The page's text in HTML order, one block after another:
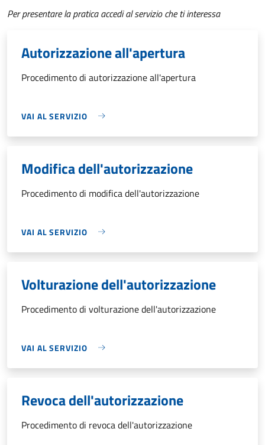
Per presentare la pratica accedi al servizio che ti interessa
Autorizzazione all'apertura
Procedimento di autorizzazione all'apertura
VAI AL SERVIZIO
Modifica dell'autorizzazione
Procedimento di modifica dell'autorizzazione
VAI AL SERVIZIO
Volturazione dell'autorizzazione
Procedimento di volturazione dell'autorizzazione
VAI AL SERVIZIO
Revoca dell'autorizzazione
Procedimento di revoca dell'autorizzazione